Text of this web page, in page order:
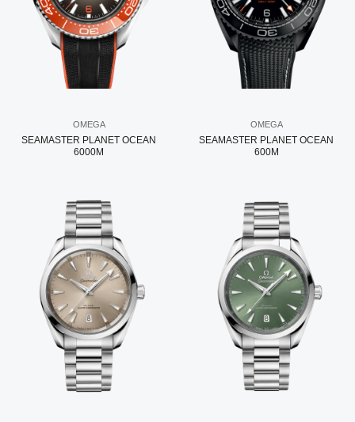
OMEGA
SEAMASTER PLANET OCEAN
6000M
OMEGA
SEAMASTER PLANET OCEAN
600M